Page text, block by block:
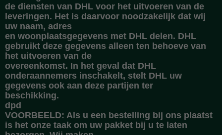
de diensten van DHL voor het uitvoeren van de
leveringen. Het is daarvoor noodzakelijk dat wij
uw naam, adres
en woonplaatsgegevens met DHL delen. DHL
gebruikt deze gegevens alleen ten behoeve van
het uitvoeren van de
overeenkomst. In het geval dat DHL
onderaannemers inschakelt, stelt DHL uw
gegevens ook aan deze partijen ter
beschikking.
dpd
VOORBEELD: Als u een bestelling bij ons plaatst
is het onze taak om uw pakket bij u te laten